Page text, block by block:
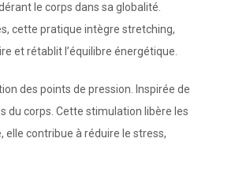
le corps dans sa globalité.
cette pratique intègre stretching,
et rétablit l’équilibre énergétique.
des points de pression. Inspirée de
du corps. Cette stimulation libère les
elle contribue à réduire le stress,